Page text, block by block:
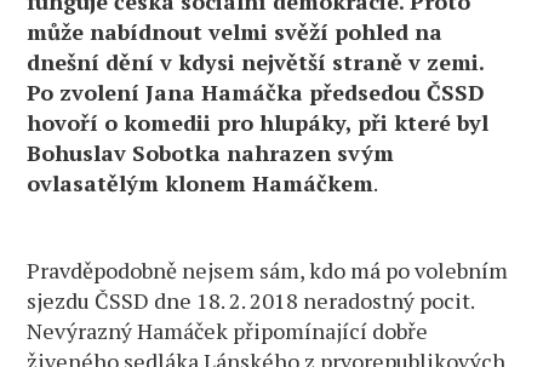
může nabídnout velmi svěží pohled na
dnešní dění v kdysi největší straně v zemi.
Po zvolení Jana Hamáčka předsedou ČSSD
hovoří o komedii pro hlupáky, při které byl
Bohuslav Sobotka nahrazen svým
ovlasatělým klonem Hamáčkem.
Pravděpodobně nejsem sám, kdo má po volebním
sjezdu ČSSD dne 18. 2. 2018 neradostný pocit.
Nevýrazný Hamáček připomínající dobře
živeného sedláka Lánského z prvorepublikových